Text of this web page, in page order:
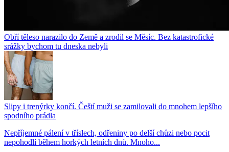
Obří těleso narazilo do Země a zrodil se Měsíc. Bez katastrofické
srážky bychom tu dneska nebyli
Slipy i trenýrky končí. Čeští muži se zamilovali do mnohem lepšího
spodního prádla
Nepříjemné pálení v tříslech, odřeniny po delší chůzi nebo pocit
nepohodlí během horkých letních dnů. Mnoho...